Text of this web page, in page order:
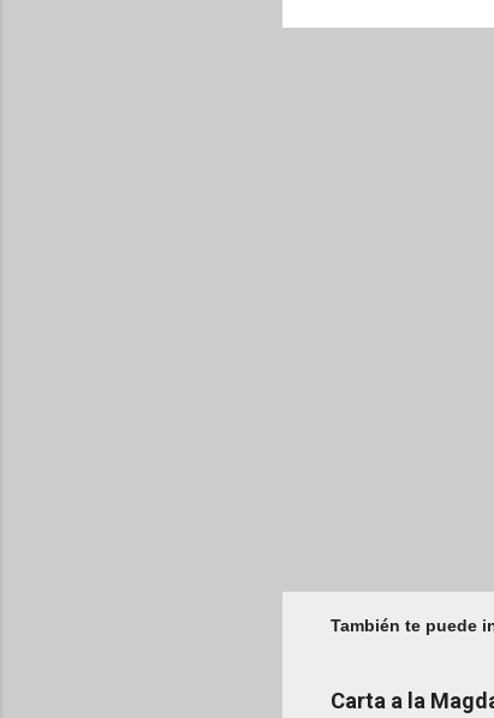
También te puede
Carta a la